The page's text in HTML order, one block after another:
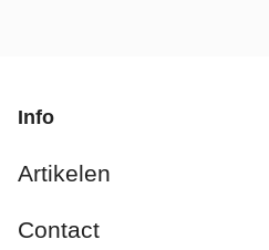
Info
Artikelen
Contact